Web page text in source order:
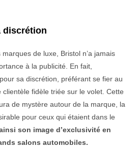
discrétion
de luxe, Bristol n’a jamais
à la publicité. En fait,
sa discrétion, préférant se fier au
fidèle triée sur le volet. Cette
de mystère autour de la marque, la
pour ceux qui étaient dans le
son image d’exclusivité en
salons automobiles.